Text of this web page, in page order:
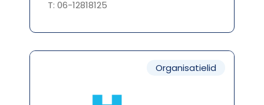
T: 06-12818125
Organisatielid